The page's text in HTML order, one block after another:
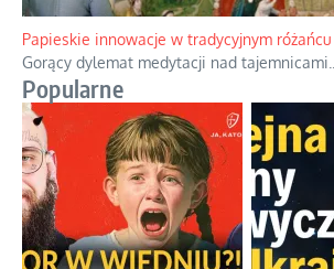
Papieskie innowacje w tradycyjnym różańcu
Gorący dylemat medytacji nad tajemnicami.
Popularne